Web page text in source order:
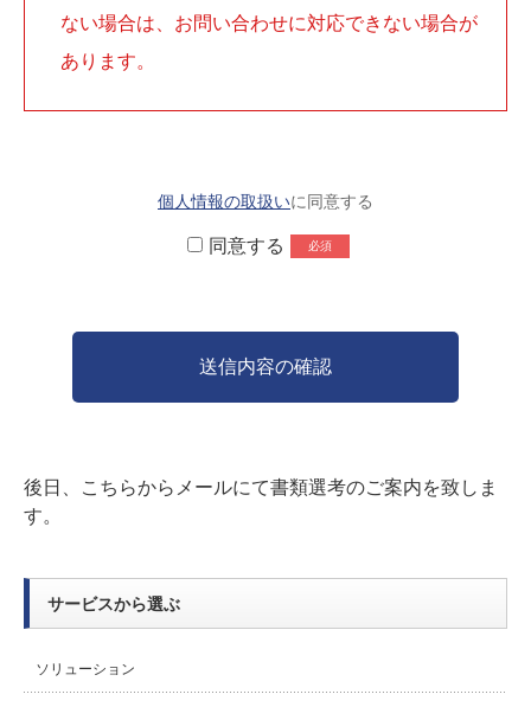
ない場合は、お問い合わせに対応できない場合が
あります。
個人情報の取扱いに同意する
同意する
送信内容の確認
後日、こちらからメールにて書類選考のご案内を致しま
す。
サービスから選ぶ
ソリューション